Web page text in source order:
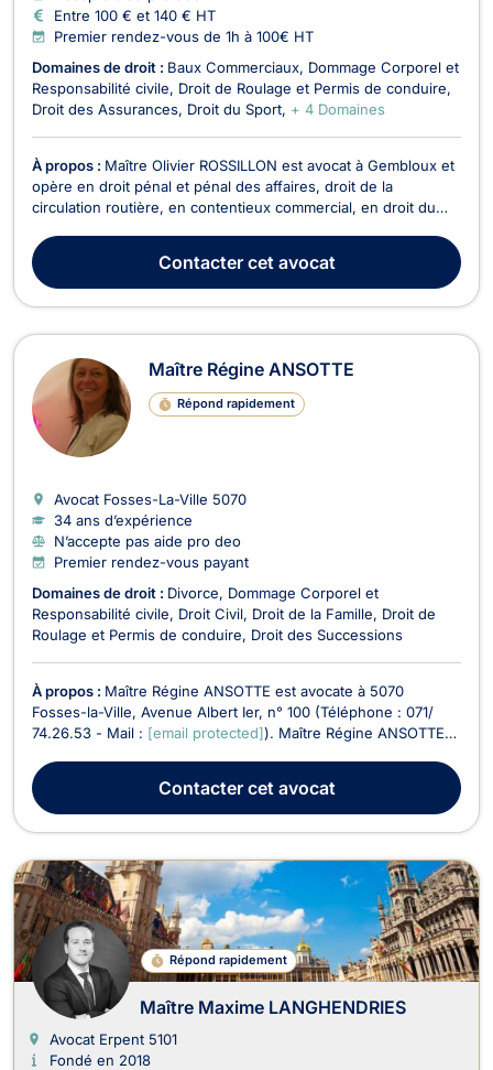
Entre 100 € et 140 € HT
Premier rendez-vous de 1h à 100€ HT
Domaines de droit : Baux Commerciaux Dommage Corporel et
Responsabilité civile
Droit de Roulage et Permis de conduire
Droit des Assurances Droit du Sport + 4 Domaines
À propos : Maître Olivier ROSSILLON est avocat à Gembloux et
opère en droit pénal et pénal des affaires, droit de la
circulation routière, en contentieux commercial, en droit du
droit Européen et en droit de la responsabilité civile. Il vous
accompagne pour tout conten...
Contactercet avocat
Maître Régine ANSOTTE
Répond rapidement
Avocat Fosses-La-Ville 5070
34 ans d’expérience
N’accepte pas aide pro deo
Premier rendez-vous payant
Domaines de droit : Divorce
Dommage Corporel et
Responsabilité civile
Droit Civil Droit de la Famille
Droit de
Roulage et Permis de conduire
Droit des Successions
À propos : Maître Régine ANSOTTE est avocate à 5070
Fosses-la-Ville, Avenue Albert Ier, n° 100 (Téléphone : 071/
74.26.53 - Mail : [email protected]). Maître Régine ANSOTTE
Successions, Droit du bail, Droit du roulage, Droit civil,
Récupération de créances. Maître Régine A...
Contactercet avocat
Répond rapidement
Maître Maxime LANGHENDRIES
Avocat Erpent 5101
Fondé en 2018